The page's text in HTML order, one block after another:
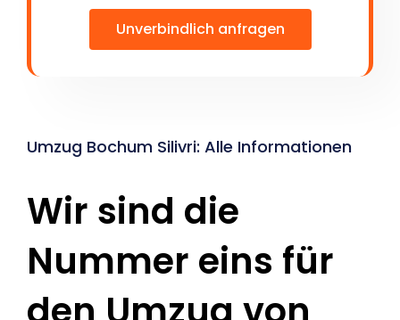
Unverbindlich anfragen
Umzug Bochum Silivri: Alle Informationen
Wir sind die
Nummer eins für